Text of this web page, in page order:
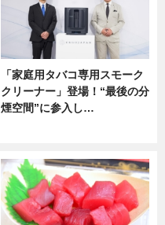
「家庭用タバコ専用スモーク
クリーナー」登場！“最後の分
煙空間”に参入し…